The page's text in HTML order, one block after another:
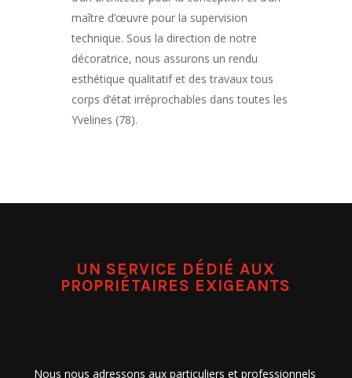
maître d’œuvre pour la supervision
technique. Sous la direction de notre
décoratrice, nous assurons un rendu
esthétique qualitatif et des travaux tous
corps d’état irréprochables dans toutes les
Yvelines (78).
UN SERVICE DÉDIÉ AUX
PROPRIÉTAIRES EXIGEANTS
Nous nous adressons aux particuliers et professionnels